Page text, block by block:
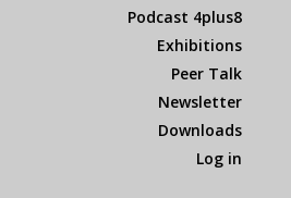
Podcast 4plus8
Exhibitions
Peer Talk
Newsletter
Downloads
Log in